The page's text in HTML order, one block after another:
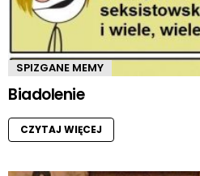
SPIZGANE MEMY
Biadolenie
CZYTAJ WIĘCEJ